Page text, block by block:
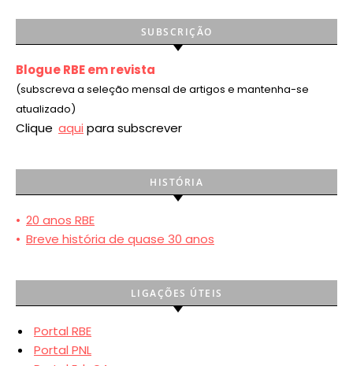
SUBSCRIÇÃO
Blogue RBE em revista
(subscreva a seleção mensal de artigos e mantenha-se
atualizado)
Clique aqui para subscrever
HISTÓRIA
• 20 anos RBE
• Breve história de quase 30 anos
LIGAÇÕES ÚTEIS
Portal RBE
Portal PNL